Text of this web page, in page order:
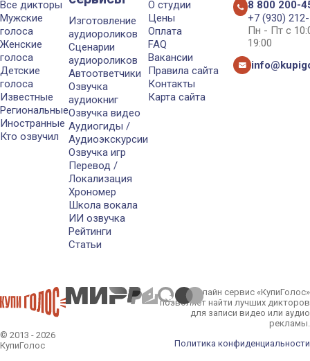
Все дикторы
Мужские
голоса
Женские
голоса
Детские
голоса
Известные
Региональные
Иностранные
Кто озвучил
Изготовление
аудиороликов
Сценарии
аудиороликов
Автоответчики
Озвучка
аудиокниг
Озвучка видео
Аудиогиды /
Аудиоэкскурсии
Озвучка игр
Перевод /
Локализация
Хрономер
Школа вокала
ИИ озвучка
Рейтинги
Статьи
О студии
Цены
Оплата
FAQ
Вакансии
Правила сайта
Контакты
Карта сайта
8 800 200-
+7 (930)
Пн - Пт с
19:00
© 2013 - 2026
КупиГолос
Онлайн сервис «КупиГолос»
позволяет найти лучших дикторов
для записи видео или аудио
рекламы.
Политика конфиденциальности